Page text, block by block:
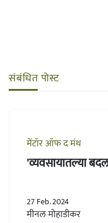
संबंधित पोस्ट
मेंटॉर ऑफ द मंथ
'व्यवसायातल्या
27 Feb. 2024
मीनल मोहाडीकर